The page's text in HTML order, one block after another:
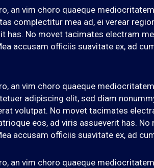
an vim choro quaeque
complectitur mea ad, ei verear
has. No movet tacimates electram
accusam officiis suavitate ex, ad
an vim choro quaeque
adipiscing elit, sed diam
volutpat. No movet tacimates
eos, ad viris assueverit has.
accusam officiis suavitate ex, ad
an vim choro quaeque